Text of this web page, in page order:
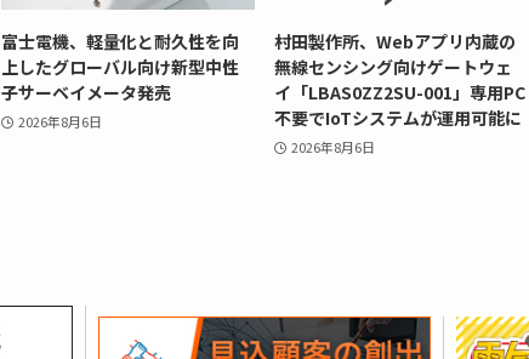
富士電機、軽量化と耐久性を向
上したグローバル向け新型中性
子サーベイメータ発売
2026年8月6日
村田製作所、Webアプリ内蔵の
無線センシング向けゲートウェ
イ「LBAS0ZZ2SU-001」専用PC
不要でIoTシステムが運用可能に
2026年8月6日